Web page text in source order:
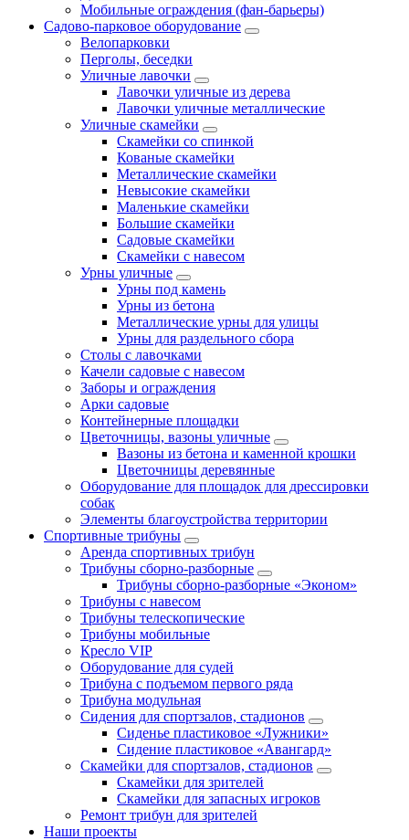
Мобильные ограждения (фан-барьеры)
Садово-парковое оборудование
Велопарковки
Перголы, беседки
Уличные лавочки
Лавочки уличные из дерева
Лавочки уличные металлические
Уличные скамейки
Скамейки со спинкой
Кованые скамейки
Металлические скамейки
Невысокие скамейки
Маленькие скамейки
Большие скамейки
Садовые скамейки
Скамейки с навесом
Урны уличные
Урны под камень
Урны из бетона
Металлические урны для улицы
Урны для раздельного сбора
Столы с лавочками
Качели садовые с навесом
Заборы и ограждения
Арки садовые
Контейнерные площадки
Цветочницы, вазоны уличные
Вазоны из бетона и каменной крошки
Цветочницы деревянные
Оборудование для площадок для дрессировки
собак
Элементы благоустройства территории
Спортивные трибуны
Аренда спортивных трибун
Трибуны сборно-разборные
Трибуны сборно-разборные «Эконом»
Трибуны с навесом
Трибуны телескопические
Трибуны мобильные
Кресло VIP
Оборудование для судей
Трибуна с подъемом первого ряда
Трибуна модульная
Сидения для спортзалов, стадионов
Сиденье пластиковое «Лужники»
Сидение пластиковое «Авангард»
Скамейки для спортзалов, стадионов
Скамейки для зрителей
Скамейки для запасных игроков
Ремонт трибун для зрителей
Наши проекты